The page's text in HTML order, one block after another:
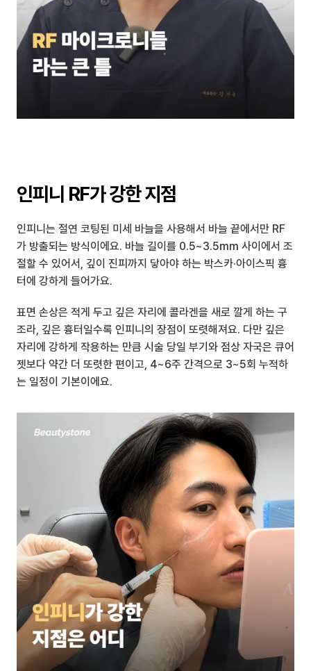
인피니 RF가 강한 지점
인피니는 절연 코팅된 미세 바늘을 사용해서 바늘 끝에서만 RF
가 방출되는 방식이에요. 바늘 길이를 0.5~3.5mm 사이에서 조
절할 수 있어서, 깊이 진피까지 닿아야 하는 박스카·아이스픽 흉
터에 강하게 들어가요.
표면 손상은 적게 두고 깊은 자리에 콜라겐을 새로 깔게 하는 구
조라, 깊은 흉터일수록 인피니의 장점이 또렷해져요. 다만 깊은
자리에 강하게 작용하는 만큼 시술 당일 부기와 점상 자국은 큐어
젯보다 약간 더 또렷한 편이고, 4~6주 간격으로 3~5회 누적하
는 일정이 기본이에요.